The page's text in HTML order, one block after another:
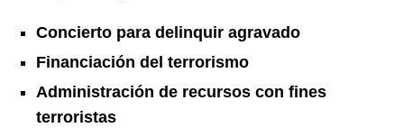
Concierto para delinquir agravado
Financiación del terrorismo
Administración de recursos con fines
terroristas